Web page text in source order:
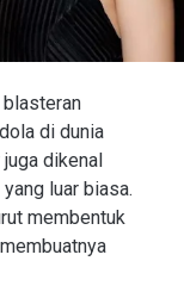
di dunia
dikenal
yang luar biasa.
membentuk